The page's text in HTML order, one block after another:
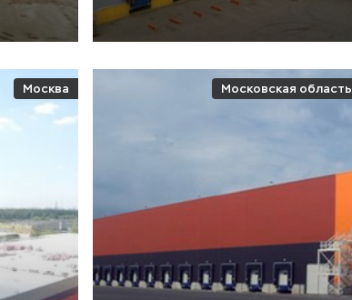
Москва Московская область